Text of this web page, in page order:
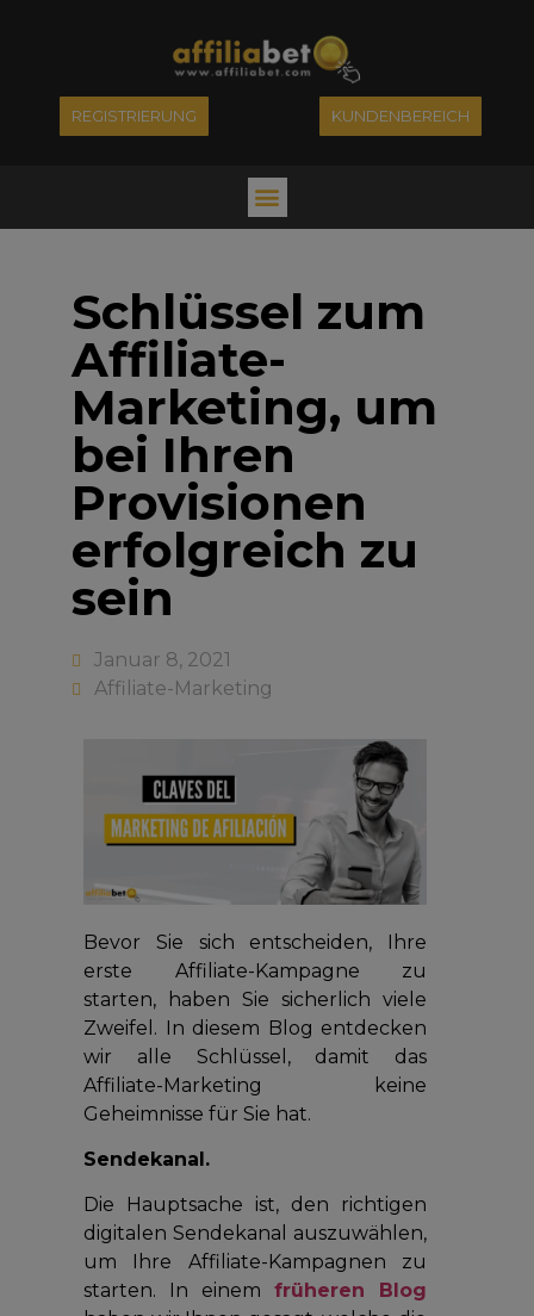
REGISTRIERUNG KUNDENBEREICH
Schlüssel zum
Affiliate-
Marketing, um
bei Ihren
Provisionen
erfolgreich zu
sein
Januar 8, 2021
Affiliate-Marketing
Bevor Sie sich entscheiden, Ihre
erste Affiliate-Kampagne zu
starten, haben Sie sicherlich viele
Zweifel. In diesem Blog entdecken
wir alle Schlüssel, damit das
Affiliate-Marketing keine
Geheimnisse für Sie hat.
Sendekanal.
Die Hauptsache ist, den richtigen
digitalen Sendekanal auszuwählen,
um Ihre Affiliate-Kampagnen zu
starten. In einem früheren Blog